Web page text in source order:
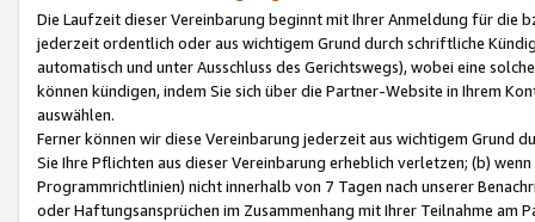
Die Laufzeit dieser Vereinbarung beginnt mit Ihrer Anmeldung für die
jederzeit ordentlich oder aus wichtigem Grund durch schriftliche
automatisch und unter Ausschluss des Gerichtswegs), wobei eine
können kündigen, indem Sie sich über die Partner-Website in Ihrem
auswählen.
Ferner können wir diese Vereinbarung jederzeit aus wichtigem Grund
Sie Ihre Pflichten aus dieser Vereinbarung erheblich verletzen; (b)
Programmrichtlinien) nicht innerhalb von 7 Tagen nach unserer
oder Haftungsansprüchen im Zusammenhang mit Ihrer Teilnahme am